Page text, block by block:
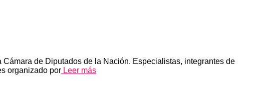
de Diputados de la Nación. Especialistas, integrantes de
organizado por Leer más